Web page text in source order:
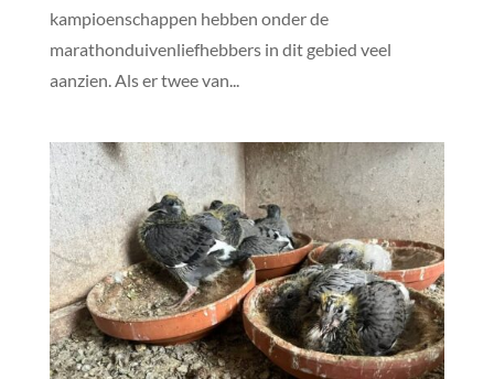
kampioenschappen hebben onder de
marathonduivenliefhebbers in dit gebied veel
aanzien. Als er twee van...